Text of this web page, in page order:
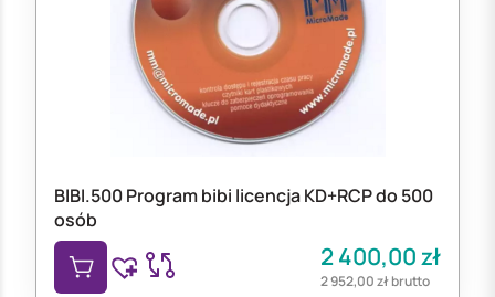
BIBI.500 Program bibi licencja KD+RCP do 500
osób
2 400,00zł
2 952,00złbrutto